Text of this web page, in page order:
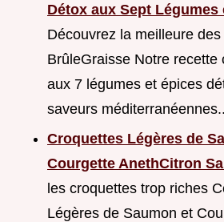
Détox aux Sept Légumes
Découvrez la meilleure
BrûleGraisse Notre recette
aux 7 légumes et épices
saveurs
Croquettes Légères de
Courgette AnethCitron
les croquettes trop riches
Légères de Saumon et